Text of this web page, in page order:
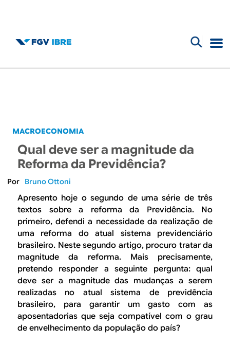
B
g
o
o
á
i
o
d
e
b
u
s
c
MACROECONOMIA
Qual deve ser a magnitude da
Reforma da Previdência?
Bruno Ottoni
Apresento hoje o segundo de uma série de três
textos sobre a reforma da Previdência. No
primeiro, defendi a necessidade da realização de
uma reforma do atual sistema previdenciário
brasileiro. Neste segundo artigo, procuro tratar da
magnitude da reforma. Mais precisamente,
pretendo responder a seguinte pergunta: qual
deve ser a magnitude das mudanças a serem
realizadas no atual sistema de previdência
brasileiro, para garantir um gasto com as
aposentadorias que seja compatível com o grau
de envelhecimento da população do país?